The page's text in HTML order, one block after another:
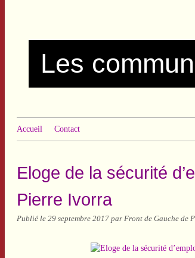
Accueil Contact
Eloge de la sécurité
Pierre Ivorra
Publié le 29 septembre 2017 par Front de Gauche de